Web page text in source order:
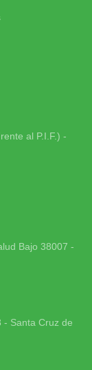
al P.I.F.) -
Bajo 38007 -
- Santa Cruz de